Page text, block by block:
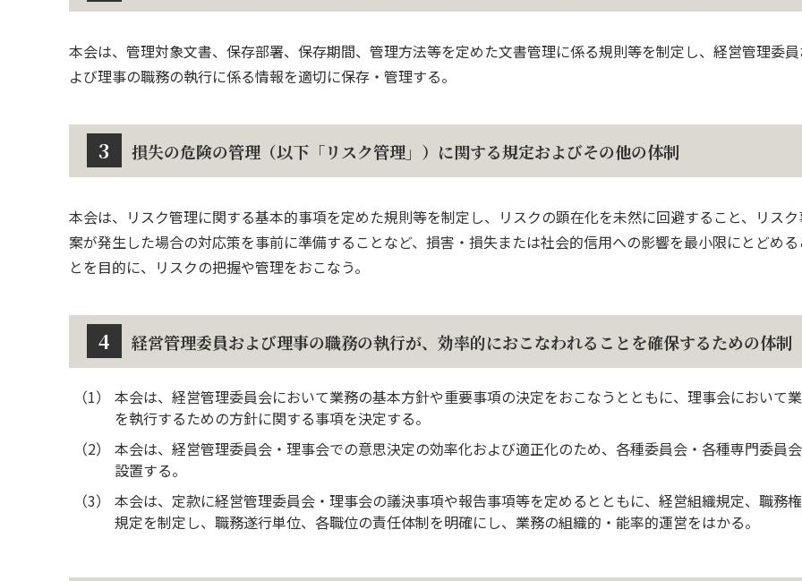
本会は、管理対象文書、保存部署、保存期間、管理方法等を定めた文書管理に係る規則等を制定し、経営管理委
よび理事の職務の執行に係る情報を適切に保存・管理する。
3 損失の危険の管理（以下「リスク管理」）に関する規定およびその他の体制
本会は、リスク管理に関する基本的事項を定めた規則等を制定し、リスクの顕在化を未然に回避すること、リス
案が発生した場合の対応策を事前に準備することなど、損害・損失または社会的信用への影響を最小限にとどめる
とを目的に、リスクの把握や管理をおこなう。
4 経営管理委員および理事の職務の執行が、効率的におこなわれることを確保するための体制
（1）
本会は、経営管理委員会において業務の基本方針や重要事項の決定をおこなうとともに、理事会において
を執行するための方針に関する事項を決定する。
（2）
本会は、経営管理委員会・理事会での意思決定の効率化および適正化のため、各種委員会・各種専門委員
設置する。
（3）
本会は、定款に経営管理委員会・理事会の議決事項や報告事項等を定めるとともに、経営組織規定、職務
規定を制定し、職務遂行単位、各職位の責任体制を明確にし、業務の組織的・能率的運営をはかる。